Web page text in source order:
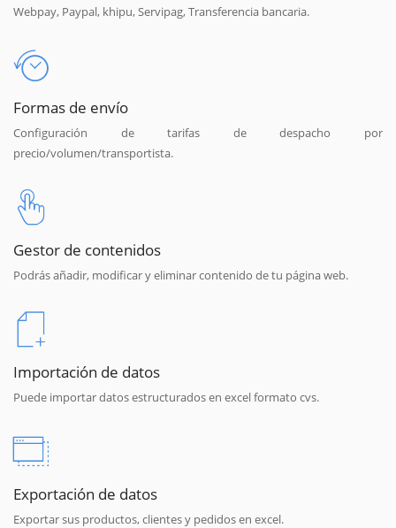
Webpay, Paypal, khipu, Servipag, Transferencia bancaria.
Formas de envío
Configuración de tarifas de despacho por
precio/volumen/transportista.
Gestor de contenidos
Podrás añadir, modificar y eliminar contenido de tu página web.
Importación de datos
Puede importar datos estructurados en excel formato cvs.
Exportación de datos
Exportar sus productos, clientes y pedidos en excel.